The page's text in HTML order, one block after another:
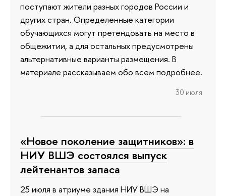
поступают жители разных городов России и
других стран. Определенные категории
обучающихся могут претендовать на место в
общежитии, а для остальных предусмотрены
альтернативные варианты размещения. В
материале рассказываем обо всем подробнее.
30 июля
«Новое поколение защитников»: в
НИУ ВШЭ состоялся выпуск
лейтенантов запаса
25 июля в атриуме здания НИУ ВШЭ на